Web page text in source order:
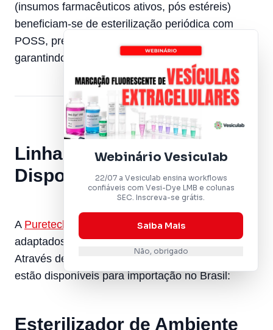
Webinário Vesiculab
22/07 a Vesiculab ensina workflows
confiáveis com Vesi-Dye LMB e colunas
SEC. Inscreva-se grátis.
Saiba Mais
Não, obrigado
(insumos farmacêuticos ativos, pós estéreis)
beneficiam-se de esterilização periódica com
POSS, prevenindo crescimento microbiano e
garantindo conformidade regulatória de estoque.
Linha de Produtos POSS
Disponível no Brasil
A Puretech
oferece uma gama de modelos POSS
adaptados a diferentes escalas e aplicações.
Através de Dafratec, os seguintes equipamentos
estão disponíveis para importação no Brasil:
Esterilizador de Ambiente